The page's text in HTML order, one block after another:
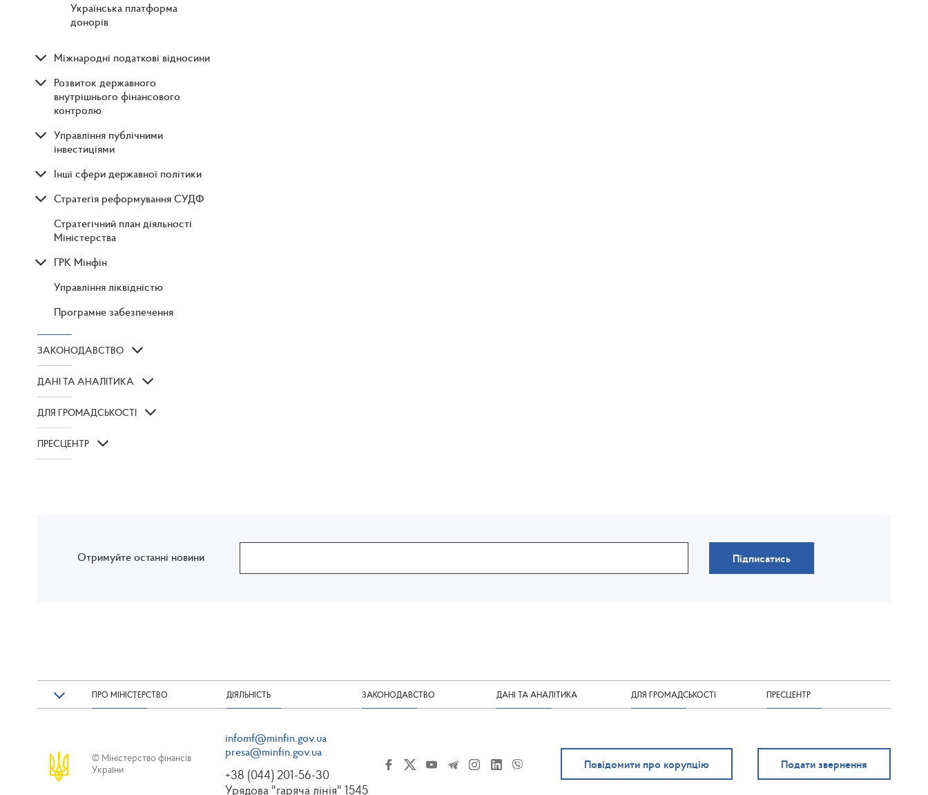
Українська платформа
донорів
Міжнародні податкові відносини
Розвиток державного
внутрішнього фінансового
контролю
Управління публічними
інвестиціями
Інші сфери державної політики
Стратегія реформування СУДФ
Стратегічний план діяльності
Міністерства
ГРК Мінфін
Управління ліквідністю
Програмне забезпечення
ЗАКОНОДАВСТВО
ДАНІ ТА АНАЛІТИКА
ДЛЯ ГРОМАДСЬКОСТІ
ПРЕСЦЕНТР
Отримуйте останні новини Підписатись
ПРО МІНІСТЕРСТВО ДІЯЛЬНІСТЬ ЗАКОНОДАВСТВО ДАНІ ТА АНАЛІТИКА ДЛЯ ГРОМАДСЬКОСТІ ПРЕСЦЕНТР
© Міністерство фінансів
України
infomf@minfin.gov.ua
presa@minfin.gov.ua
+38 (044) 201-56-30
Урядова "гаряча лінія" 1545
Повідомити про корупцію Подати звернення